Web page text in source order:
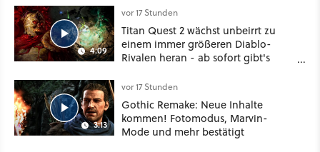
4:09
vor 17 Stunden
Titan Quest 2 wächst unbeirrt zu
einem immer größeren Diablo-
Rivalen heran - ab sofort gibt's
Klasse
3:13
vor 17 Stunden
Gothic Remake: Neue Inhalte
kommen! Fotomodus, Marvin-
Mode und mehr bestätigt